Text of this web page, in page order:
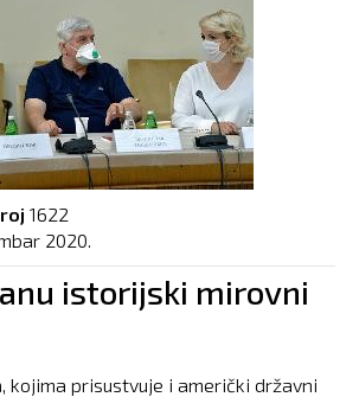
1622
2020.
istorijski mirovni
kojima prisustvuje i američki državni